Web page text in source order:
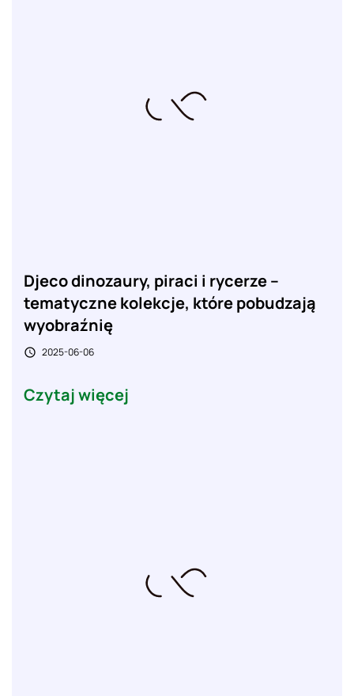
Djeco dinozaury, piraci i rycerze –
tematyczne kolekcje, które pobudzają
wyobraźnię
 2025-06-06
Czytaj więcej